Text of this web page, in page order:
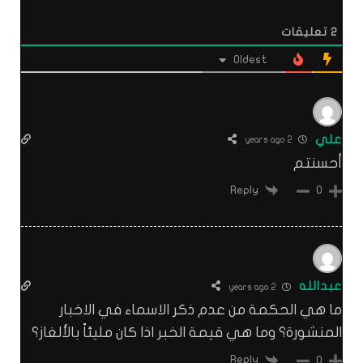
2 تعليقات
Oldest
علي
أحسنتم
0
Reply
عبدالله
ما هي الحكمة من عدم ذكر الاسماء في الاخبار
المنشورة؟ وما هي قيمة الخبر اذا كان مليئاً بالألغاز؟
0
Reply